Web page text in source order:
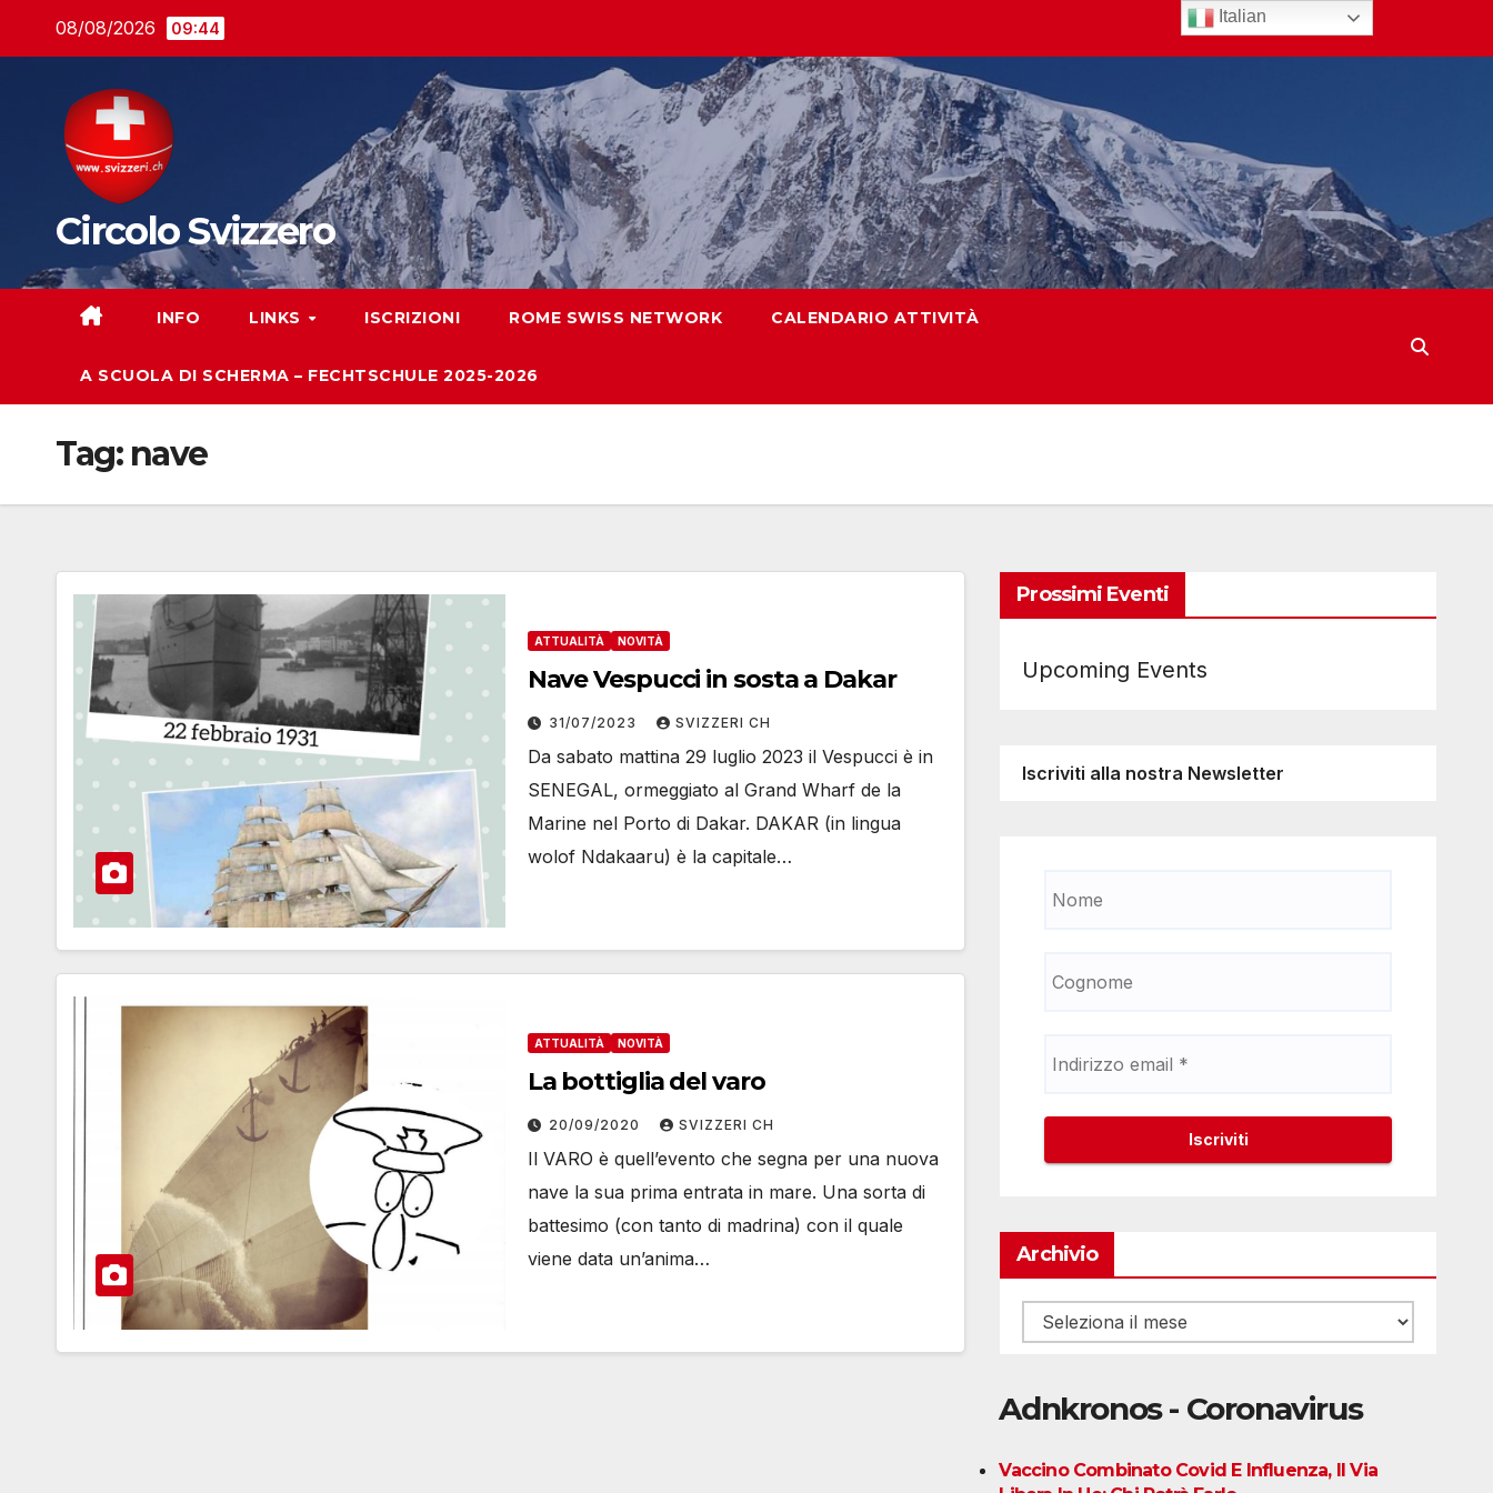
08/08/2026 09:44
Circolo Svizzero
INFO LINKS ISCRIZIONI ROME SWISS NETWORK CALENDARIO ATTIVITÀ
A SCUOLA DI SCHERMA – FECHTSCHULE 2025-2026
Tag: nave
ATTUALITÀ NOVITÀ
Nave Vespucci in sosta a Dakar
31/07/2023 SVIZZERI CH
Da sabato mattina 29 luglio 2023 il Vespucci è in
SENEGAL, ormeggiato al Grand Wharf de la
Marine nel Porto di Dakar. DAKAR (in lingua
wolof Ndakaaru) è la capitale…
ATTUALITÀ NOVITÀ
La bottiglia del varo
20/09/2020 SVIZZERI CH
Il VARO è quell’evento che segna per una nuova
nave la sua prima entrata in mare. Una sorta di
battesimo (con tanto di madrina) con il quale
viene data un’anima…
Prossimi Eventi
Upcoming Events
Iscriviti alla nostra Newsletter
Archivio
Archivio
Adnkronos - Coronavirus
Vaccino Combinato Covid E Influenza, Il Via
Italian